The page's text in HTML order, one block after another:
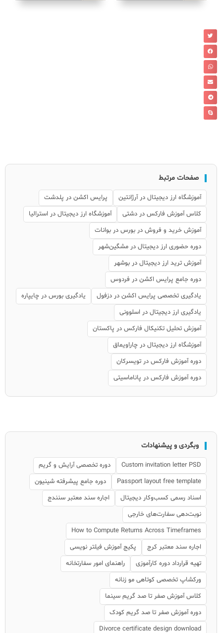
صفحات مرتبط
آموزشگاه ارز دیجیتال در آرژانتین
پرایس اکشن در پلدشت
کلاس آموزش فارکس در دشتی
آموزشگاه ارز دیجیتال در استرالیا
آموزش خرید و فروش در بورس در بوانات
دوره حضوری ارز دیجیتال در مشگین‌شهر
آموزش ترید ارز دیجیتال در بوشهر
دوره جامع پرایس اکشن در فردوس
یادگیری تخصصی پرایس اکشن در دزفول
یادگیری بورس در چایپاره
یادگیری ارز دیجیتال در اسلوونی
آموزش تحلیل تکنیکال فارکس در پاکستان
آموزشگاه ارز دیجیتال در چاراویماق
دوره آموزش فارکس در تویسرکان
دوره آموزش فارکس در پاناماسیتی
وبگردی و پیشنهادات
Custom invitation letter PSD
دوره تخصصی آرایش و گریم
Passport layout free template
دوره جامع پیشرفته شینیون
اسناد رسمی کسب‌وکار دیجیتال
اجاره سند معتبر سنندج
نوبت‌دهی سفارت‌های خارجی
How to Compute Returns Across Timeframes
اجاره سند معتبر کرج
پکیج آموزش فیلتر نویسی
تهیه قرارداد دوره کارآموزی
راهنمای امور سفارتخانه
ورکشاپ تخصصی کوتاهی مو زنانه
کلاس آموزش صفر تا صد گریم سینما
دوره آموزش صفر تا صد گریم کودک
Divorce certificate design download